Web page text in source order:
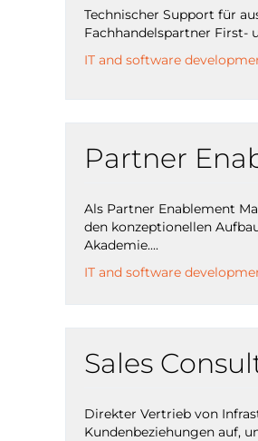
Technischer Support für
Fachhandelspartner First-
IT and software
Partner
Als Partner Enablement
den konzeptionellen
Akademie....
IT and software
Sales
Direkter Vertrieb von
Kundenbeziehungen auf,